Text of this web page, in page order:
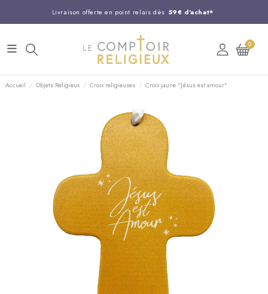
Livraison offerte en point relais dès 59€ d'achat*
Entreprise Française familiale
Support client disponible au 03 20 24 74 15
Commandez avant 14H, expédition le jour même !
0
Accueil Objets Religieux Croix religieuses Croix jaune "Jésus est amour"